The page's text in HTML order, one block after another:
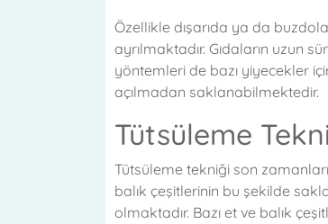
Özellikle dışarıda ya da
ayrılmaktadır. Gıdaların uzun
yöntemleri de bazı yiyecekler
açılmadan saklanabilmektedir.
Tütsüleme
Tütsüleme tekniği son
balık çeşitlerinin bu şekilde
olmaktadır. Bazı et ve balık